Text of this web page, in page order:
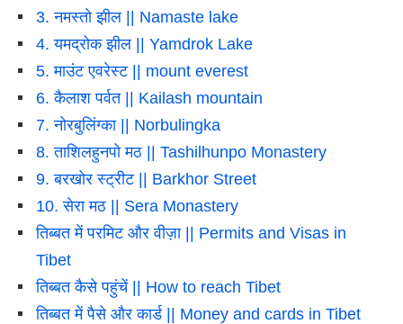
3. नमस्तो झील || Namaste lake
4. यमद्रोक झील || Yamdrok Lake
5. माउंट एवरेस्ट || mount everest
6. कैलाश पर्वत || Kailash mountain
7. नोरबुलिंग्का || Norbulingka
8. ताशिलहुनपो मठ || Tashilhunpo Monastery
9. बरखोर स्ट्रीट || Barkhor Street
10. सेरा मठ || Sera Monastery
तिब्बत में परमिट और वीज़ा || Permits and Visas in
Tibet
तिब्बत कैसे पहुंचें || How to reach Tibet
तिब्बत में पैसे और कार्ड || Money and cards in Tibet